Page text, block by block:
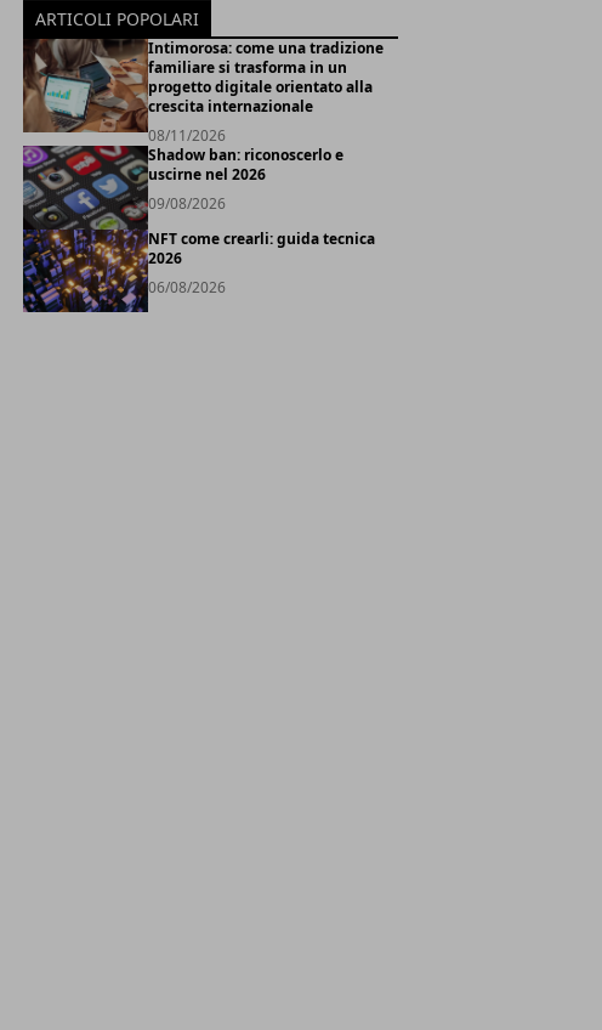
ARTICOLI POPOLARI
Intimorosa: come una tradizione
familiare si trasforma in un
progetto digitale orientato alla
crescita internazionale
08/11/2026
Shadow ban: riconoscerlo e
uscirne nel 2026
09/08/2026
NFT come crearli: guida tecnica
2026
06/08/2026